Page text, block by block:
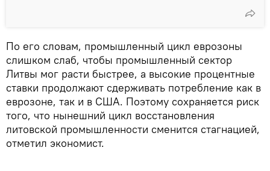
По его словам, промышленный цикл еврозоны
слишком слаб, чтобы промышленный сектор
Литвы мог расти быстрее, а высокие процентные
ставки продолжают сдерживать потребление как в
еврозоне, так и в США. Поэтому сохраняется риск
того, что нынешний цикл восстановления
литовской промышленности сменится стагнацией,
отметил экономист.